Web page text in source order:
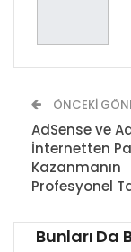
ÖNCEKI
AdSense ve
İnternetten
Kazanmanın
Profesyonel
Bunları Da